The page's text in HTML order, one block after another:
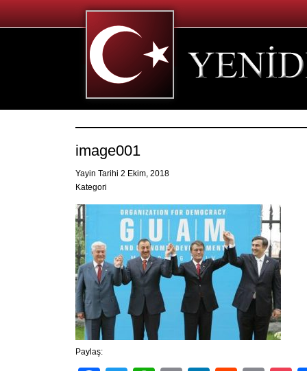
image001
Yayin Tarihi 2 Ekim, 2018
Kategori
Paylaş: